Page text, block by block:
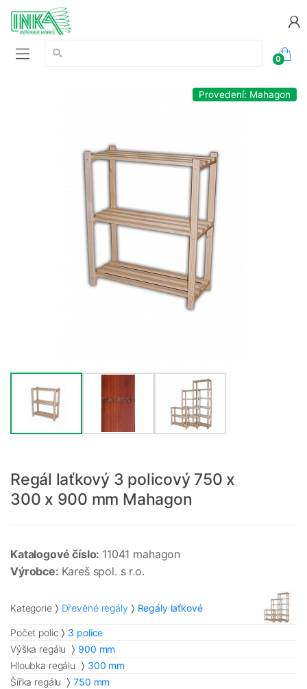
Vyhledávání:
0
Provedení: Mahagon
Regál laťkový 3 policový 750 x
300 x 900 mm Mahagon
Katalogové číslo: 11041 mahagon
Výrobce: Kareš spol. s r.o.
Kategorie Dřevěné regály Regály laťkové
Počet polic
3 police
Výška regálu
900 mm
Hloubka regálu
300 mm
Šířka regálu
750 mm